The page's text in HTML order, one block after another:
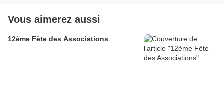
Vous aimerez aussi
12ème Fête des Associations